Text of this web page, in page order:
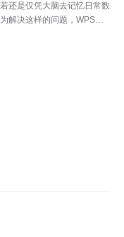
还是仅凭大脑去记忆日常数
解决这样的问题，WPS上
，帮助用户更合理地规划
中的国...